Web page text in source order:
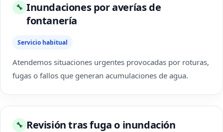
🔧 Inundaciones por averías de
fontanería
Servicio habitual
Atendemos situaciones urgentes provocadas por roturas,
fugas o fallos que generan acumulaciones de agua.
🔧 Revisión tras fuga o inundación